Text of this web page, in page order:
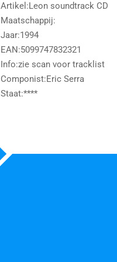
Artikel:Leon soundtrack CD
Maatschappij:
Jaar:1994
EAN:5099747832321
Info:zie scan voor tracklist
Componist:Eric Serra
Staat:****